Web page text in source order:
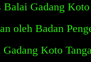
Balai Gadang
oleh Badan
Koto